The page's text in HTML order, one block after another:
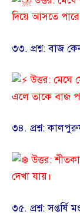
দিয়ে আসতে
​৩৩. প্রশ্ন: বাজ
উত্তর: মেঘে
এলে তাকে বাজ
​৩৪. প্রশ্ন:
উত্তর:
দেখা যায়।
​৩৫. প্রশ্ন: সপ্তর্ষি